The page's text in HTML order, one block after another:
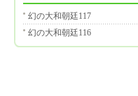
幻の大和朝廷117
幻の大和朝廷116